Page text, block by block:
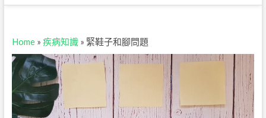
Home» 疾病知識» 緊鞋子和腳問題